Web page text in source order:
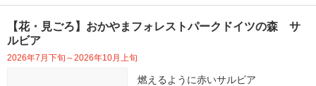
【花・見ごろ】おかやまフォレストパークドイツの森 サ
ルビア
2026年7月下旬～2026年10月上旬
燃えるように赤いサルビア